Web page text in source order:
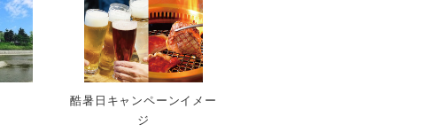
酷暑日キャンペーンイメー
ジ